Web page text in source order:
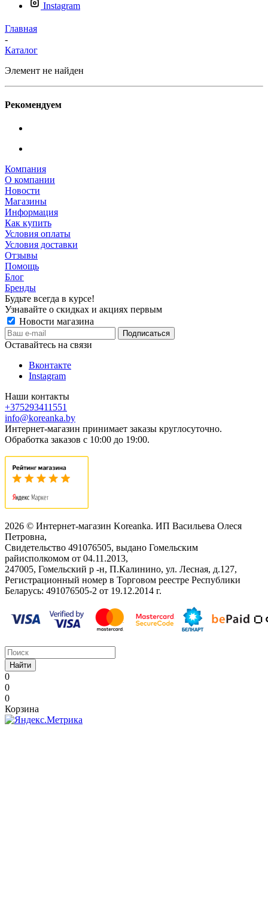
Instagram
Главная
-
Каталог
Элемент не найден
Рекомендуем
Компания
О компании
Новости
Магазины
Информация
Как купить
Условия оплаты
Условия доставки
Отзывы
Помощь
Блог
Бренды
Будьте всегда в курсе!
Узнавайте о скидках и акциях первым
Новости магазина
Оставайтесь на связи
Вконтакте
Instagram
Наши контакты
+375293411551
info@koreanka.by
Интернет-магазин принимает заказы круглосуточно.
Обработка заказов с 10:00 до 19:00.
2026 © Интернет-магазин Koreanka. ИП Васильева Олеся
Петровна,
Свидетельство ‎491076505, выдано Гомельским
райисполкомом от 04.11.2013,
247005, Гомельский р -н, П.Калинино, ул. Лесная, д.127,
Регистрационный номер в Торговом реестре Республики
Беларусь: ‎491076505-2 от 19.12.2014 г.
Найти
0
0
0
Корзина